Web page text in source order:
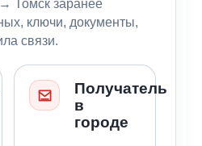
Томск заранее
ключи, документы,
связи.
Получатель
в
городе